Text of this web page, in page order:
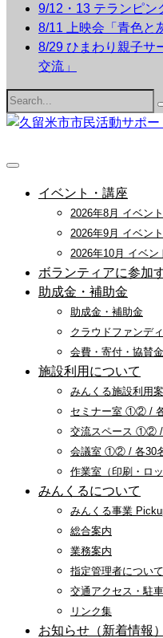
9/12・13 テランピン
8/11 上映会「青色と
8/29 ひまわり親子サ
交流」
Search
for:
イベント・講座
2026年8月 イベン
2026年9月 イベン
2026年10月 イベン
ボランティアに参加
助成金・補助金
助成金・補助金
クラウドファンデ
会費・寄付・協賛金
施設利用について
みんくる施設利用
セミナー室 ①② /
交流スペース ①② /
会議室 ①② / 各30
作業室（印刷・ロッ
みんくるについて
みんくる事業
総合案内
業務案内
指定管理者について
交通アクセス・駐
リンク集
お知らせ（新着情報）